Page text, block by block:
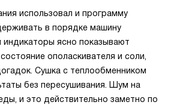
использовал и программу
в порядке машину
ясно показывают
ополаскивателя и соли,
Сушка с теплообменником
без пересушивания. Шум на
и это действительно заметно по